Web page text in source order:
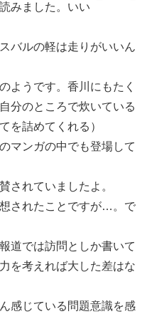
みました。いい
バルの軽は走りがいいん
ようです。香川にもたく
分のところで炊いている
を詰めてくれる）
マンガの中でも登場して
されていましたよ。
されたことですが…。で
道では訪問としか書いて
を考えれば大した差はな
感じている問題意識を感